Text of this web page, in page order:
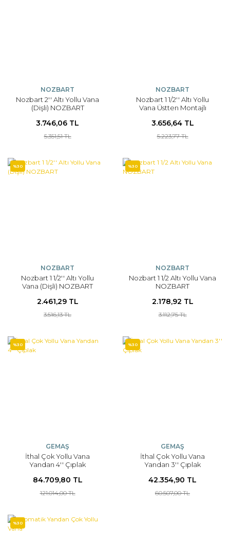
NOZBART
Nozbart 2'' Altı Yollu Vana
(Dişli) NOZBART
3.746,06 TL
5.351,51 TL
NOZBART
Nozbart 1 1/2'' Altı Yollu
Vana Üstten Montajlı
3.656,64 TL
5.223,77 TL
%30
NOZBART
Nozbart 1 1/2'' Altı Yollu
Vana (Dişli) NOZBART
2.461,29 TL
3.516,13 TL
%30
NOZBART
Nozbart 1 1/2 Altı Yollu Vana
NOZBART
2.178,92 TL
3.112,75 TL
%30
GEMAŞ
İthal Çok Yollu Vana
Yandan 4'' Çıplak
84.709,80 TL
121.014,00 TL
%30
GEMAŞ
İthal Çok Yollu Vana
Yandan 3'' Çıplak
42.354,90 TL
60.507,00 TL
%30